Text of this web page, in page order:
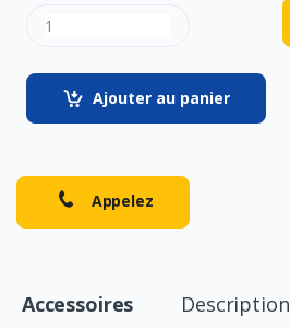
Ajouter au panier
Appelez
Accessoires Description